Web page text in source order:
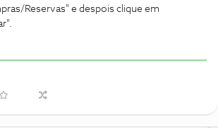
Reservas" e despois clique em